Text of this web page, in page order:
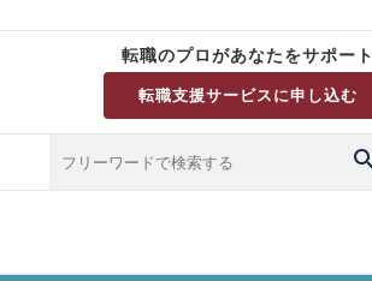
転職のプロがあなたをサポート
転職支援サービスに申し込む